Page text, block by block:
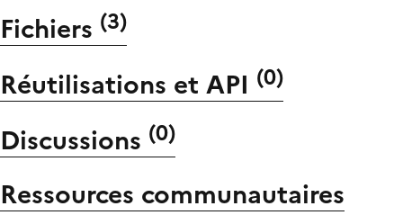
Fichiers (3)
Réutilisations et API (0)
Discussions (0)
Ressources communautaires